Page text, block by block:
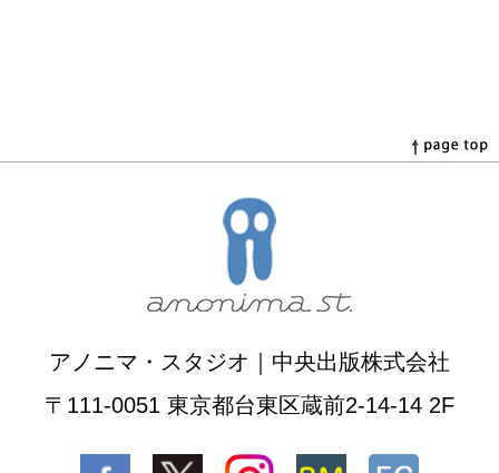
アノニマ・スタジオ｜中央出版株式会社
〒111-0051 東京都台東区蔵前2-14-14 2F